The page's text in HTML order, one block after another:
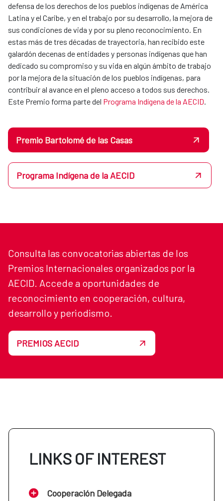
defensa de los derechos de los pueblos indígenas de América
Latina y el Caribe, y en el trabajo por su desarrollo, la mejora de
sus condiciones de vida y por su pleno reconocimiento. En
estas más de tres décadas de trayectoria, han recibido este
galardón decenas de entidades y personas indígenas que han
dedicado su compromiso y su vida en algún ámbito de trabajo
por la mejora de la situación de los pueblos indígenas, para
contribuir al avance en el pleno acceso a todos sus derechos.
Este Premio forma parte del Programa Indígena de la AECID
Premio Bartolomé de las Casas
Programa Indígena de la AECID
Consulta las convocatorias abiertas de los
Premios Internacionales organizados por la
AECID. Accede a oportunidades de
reconocimiento en cooperación, cultura,
desarrollo y periodismo.
PREMIOS AECID
LINKS OF INTEREST
Cooperación Delegada